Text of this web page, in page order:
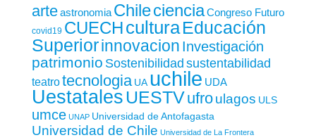
arteastronomia Chileciencia Congreso Futuro
covid19 CUECHculturaEducación
Superiorinnovacion Investigación
patrimonio Sostenibilidad sustentabilidad
teatrotecnologia UA uchile UDA
Uestatales UESTVufroulagos ULS
umce UNAP Universidad de Antofagasta
Universidad de Chile Universidad de La Frontera